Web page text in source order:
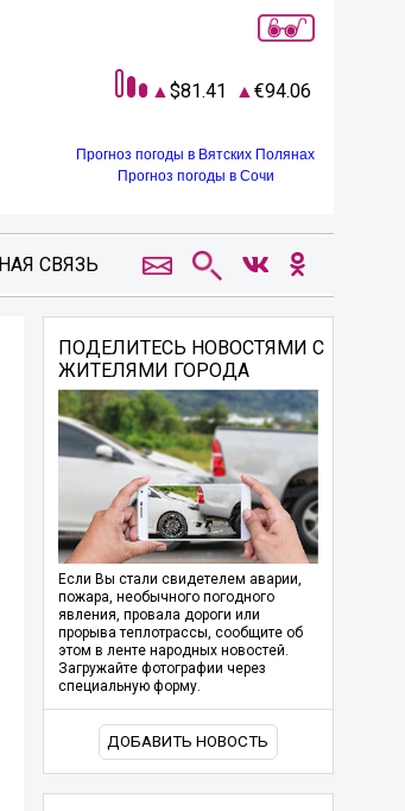
81.41 94.06
Прогноз погоды в Вятских Полянах
Прогноз погоды в Сочи
СВЯЗЬ
ПОДЕЛИТЕСЬ НОВОСТЯМИ С
ЖИТЕЛЯМИ ГОРОДА
Если Вы стали свидетелем аварии,
пожара, необычного погодного
явления, провала дороги или
прорыва теплотрассы, сообщите об
этом в ленте народных новостей.
Загружайте фотографии через
специальную форму.
ДОБАВИТЬ НОВОСТЬ